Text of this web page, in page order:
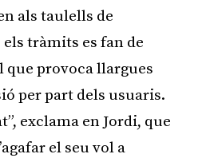
als taulells de
tràmits es fan de
que provoca llargues
per part dels usuaris.
exclama en Jordi, que
el seu vol a